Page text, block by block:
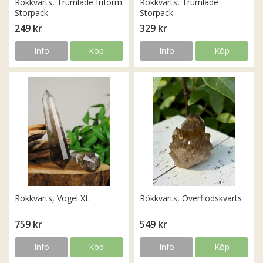
Storpack
249 kr
Info Köp
Storpack
329 kr
Info Köp
Rökkvarts, Vogel XL
759 kr
Info Köp
Rökkvarts, Överflödskvarts
549 kr
Info Köp